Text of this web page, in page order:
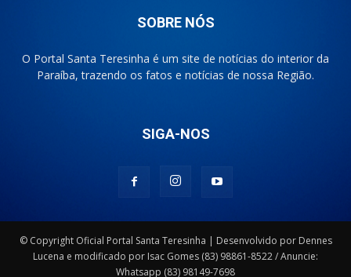
SOBRE NÓS
O Portal Santa Teresinha é um site de notícias do interior da
Paraíba, trazendo os fatos e notícias de nossa Região.
SIGA-NOS
© Copyright Oficial Portal Santa Teresinha | Desenvolvido por Dennes
Lucena e modificado por Isac Gomes (83) 98861-8522 / Anuncie:
Whatsapp (83) 98149-7698